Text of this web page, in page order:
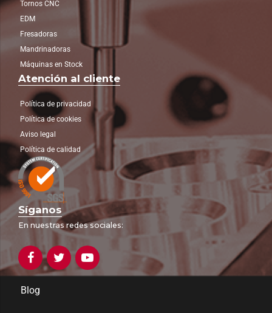
Tornos CNC
EDM
Fresadoras
Mandrinadoras
Máquinas en Stock
Atención al cliente
Política de privacidad
Política de cookies
Aviso legal
Política de calidad
Síganos
En nuestras redes sociales:
Blog